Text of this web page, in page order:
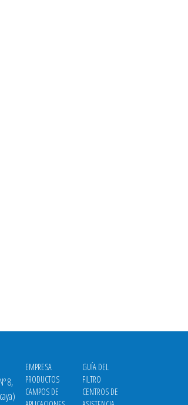
8,
EMPRESA
PRODUCTOS
CAMPOS DE
GUÍA DEL
FILTRO
CENTROS DE